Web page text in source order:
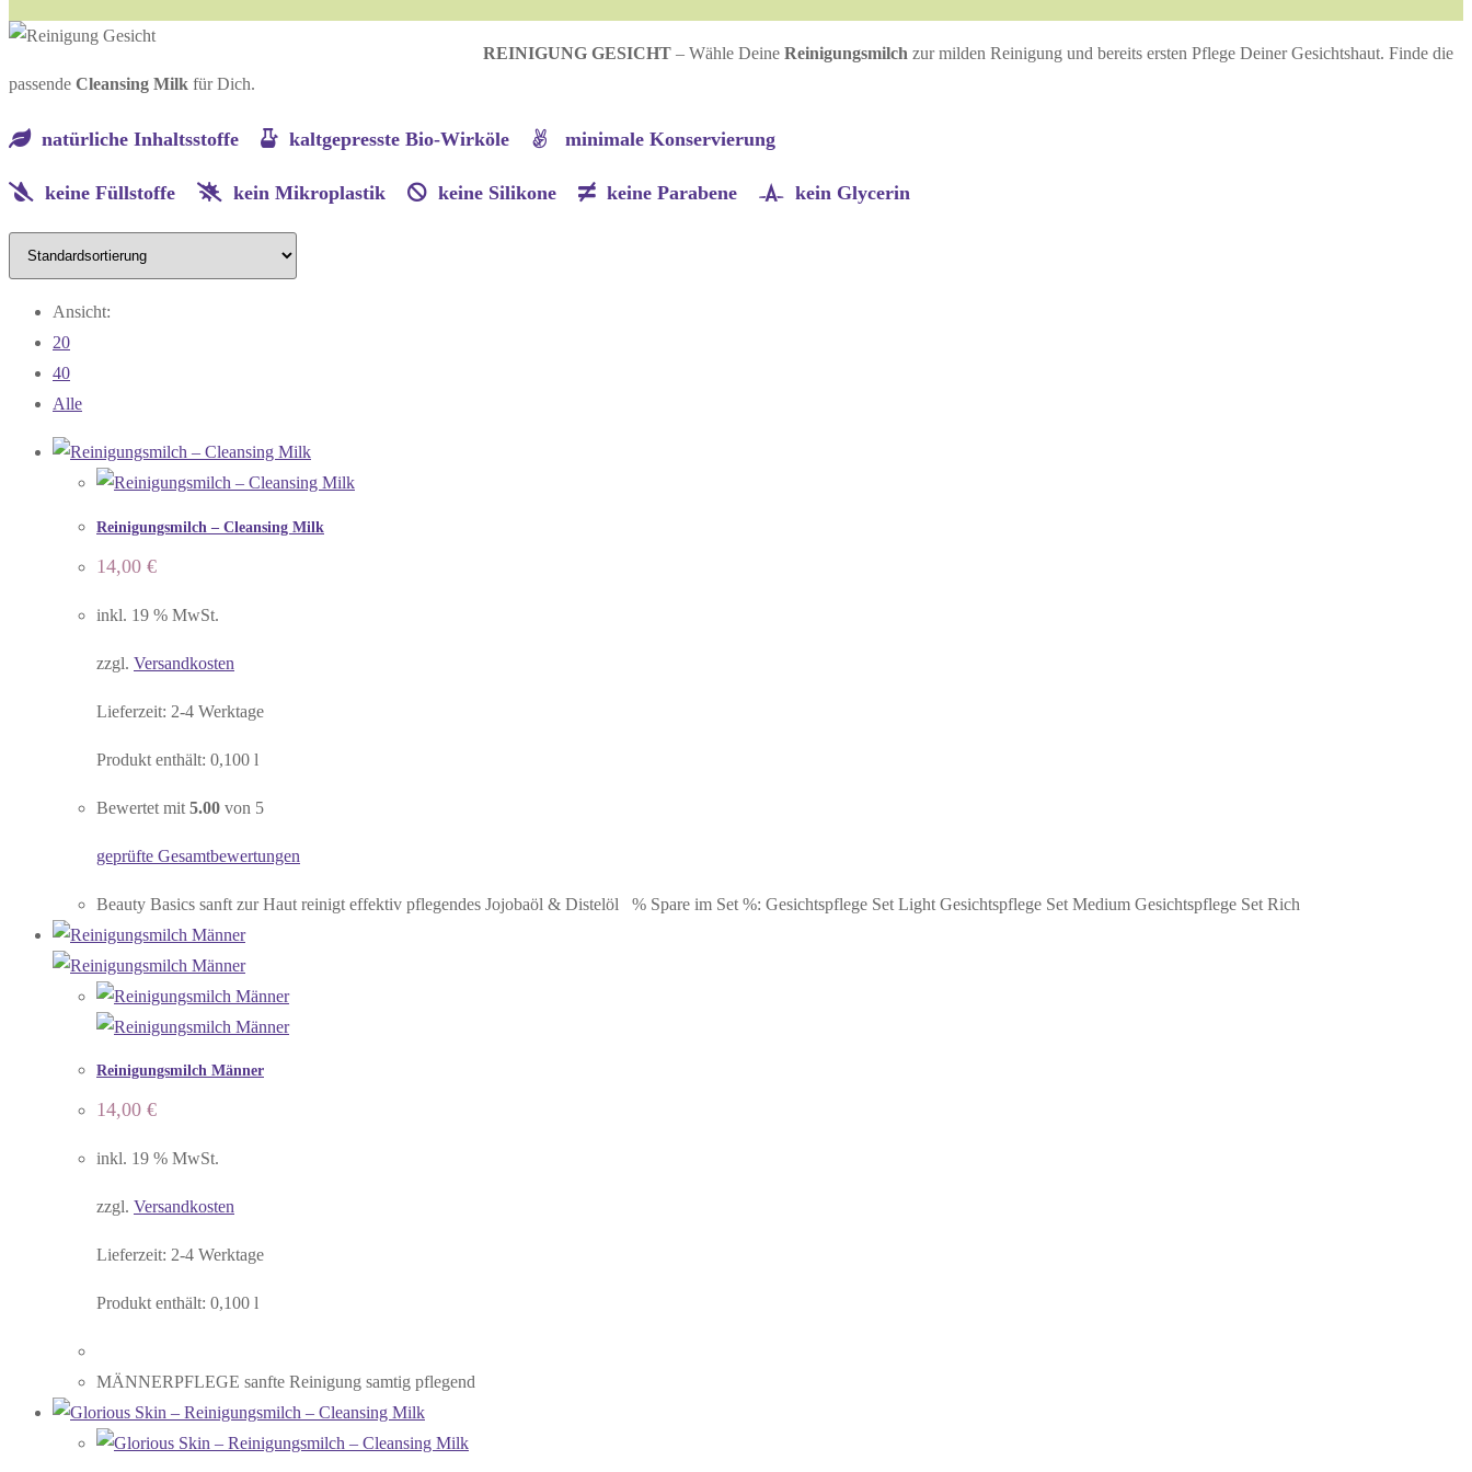
REINIGUNG GESICHT – Wähle DeineReinigungsmilch zur milden Reinigung und bereits ersten Pflege Deiner Gesichtshaut. Finde die
passende Cleansing Milk für Dich.
natürliche Inhaltsstoffe kaltgepresste Bio-Wirköle minimale Konservierung
keine Füllstoffe kein Mikroplastik keine Silikone keine Parabene kein Glycerin
Ansicht:
20
40
Alle
Reinigungsmilch – Cleansing Milk
14,00 €
inkl. 19 % MwSt.
zzgl. Versandkosten
Lieferzeit: 2-4 Werktage
Produkt enthält: 0,100 l
Bewertet mit 5.00 von 5
geprüfte Gesamtbewertungen
Beauty Basics sanft zur Haut reinigt effektiv pflegendes Jojobaöl & Distelöl % Spare im Set %: Gesichtspflege Set Light Gesichtspflege Set Medium Gesichtspflege Set Rich
Reinigungsmilch Männer
14,00 €
inkl. 19 % MwSt.
zzgl. Versandkosten
Lieferzeit: 2-4 Werktage
Produkt enthält: 0,100 l
MÄNNERPFLEGE sanfte Reinigung samtig pflegend